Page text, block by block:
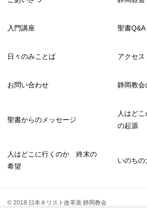
入門講座 聖書Q&A
日々のみことば アクセス
お問い合わせ 静岡教会
聖書からのメッセージ
人はど
の起源
人はどこに行くのか 終末の
希望
いのちの
© 2018 日本キリスト改革派 静岡教会